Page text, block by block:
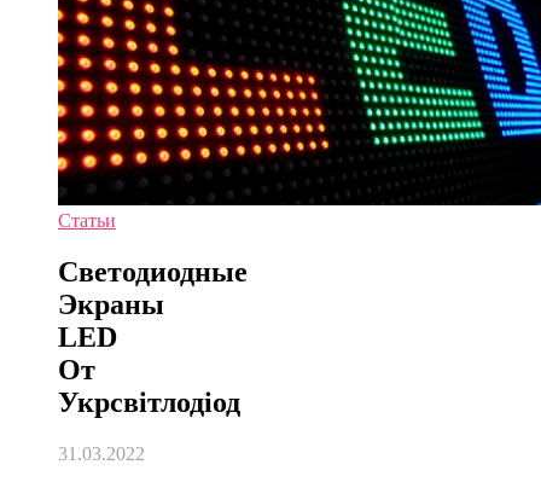
Статьи
Светодиодные
Экраны
LED
От
Укрсвітлодіод
31.03.2022